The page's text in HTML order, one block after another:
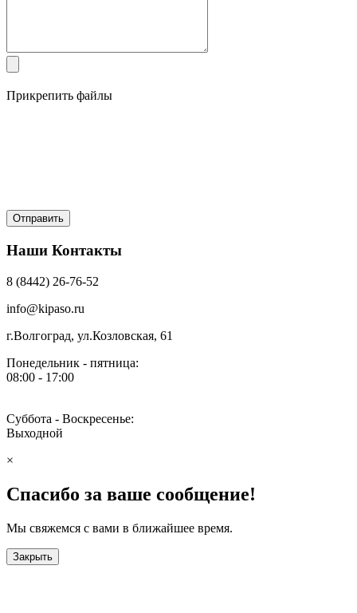
Прикрепить файлы
Наши Контакты
8 (8442) 26-76-52
info@kipaso.ru
г.Волгоград, ул.Козловская, 61
Понедельник - пятница:
08:00 - 17:00
Суббота - Воскресенье:
Выходной
×
Спасибо за ваше сообщение!
Мы свяжемся с вами в ближайшее время.
Закрыть